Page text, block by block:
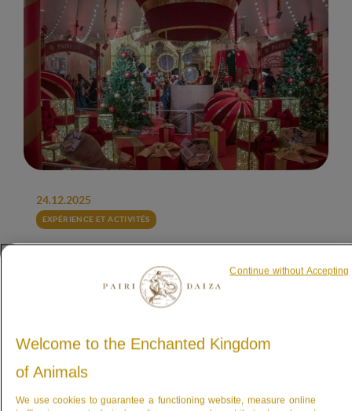
24.12.2025
EXPÉRIENCE ET ACTIVITÉS
Ecrivez votre lettre au
gagner un séjour en Tiger
House
Sous le Dôme, Pairi Daiza vous ouvre les
portes duBureau de Poste du Père Noël.
Welcome to the Enchanted Kingdom
of Animals
We use cookies to guarantee a functioning website, measure online
Continue without Accepting